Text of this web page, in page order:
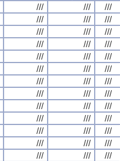
/// /// ///
/// /// ///
/// /// ///
/// /// ///
/// /// ///
/// /// ///
/// /// ///
/// /// ///
/// /// ///
/// /// ///
/// /// ///
/// /// ///
/// /// ///